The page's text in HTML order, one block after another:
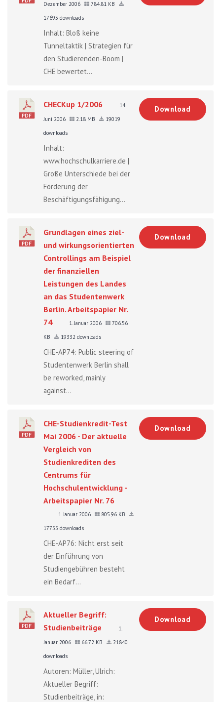
Dezember 2006
784.81 KB
17695 downloads
Inhalt: Bloß keine
Tunneltaktik | Strategien für
den Studierenden-Boom |
CHE bewertet...
CHECKup 1/2006
14.
Juni 2006
2.18 MB
19019
downloads
Inhalt:
www.hochschulkarriere.de |
Große Unterschiede bei der
Förderung der
Beschäftigungsfähigung...
Download
Grundlagen eines ziel-
und wirkungsorientierten
Controllings am Beispiel
der finanziellen
Leistungen des Landes
an das Studentenwerk
Berlin. Arbeitspapier Nr.
74
1. Januar 2006
706.56
KB
19332 downloads
CHE-AP74: Public steering of
Studentenwerk Berlin shall
be reworked, mainly
against...
Download
CHE-Studienkredit-Test
Mai 2006 - Der aktuelle
Vergleich von
Studienkrediten des
Centrums für
Hochschulentwicklung -
Arbeitspapier Nr. 76
1. Januar 2006
805.96 KB
17755 downloads
CHE-AP76: Nicht erst seit
der Einführung von
Studiengebühren besteht
ein Bedarf...
Download
Aktueller Begriff:
Studienbeiträge
1.
Januar 2006
66.72 KB
21840
downloads
Autoren: Müller, Ulrich:
Aktueller Begriff:
Studienbeiträge, in:
Download